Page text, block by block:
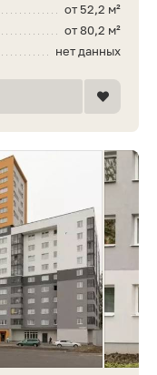
от 52,2 м²
от 80,2 м²
нет данных